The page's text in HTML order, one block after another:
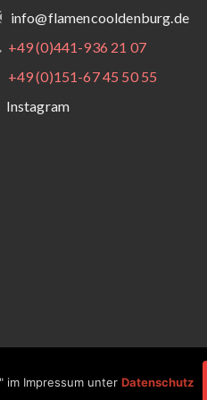
info@flamencooldenburg.de
+49 (0)441-936 21 07
+49 (0)151-67 45 50 55
Instagram
im Impressum unter Datenschutz